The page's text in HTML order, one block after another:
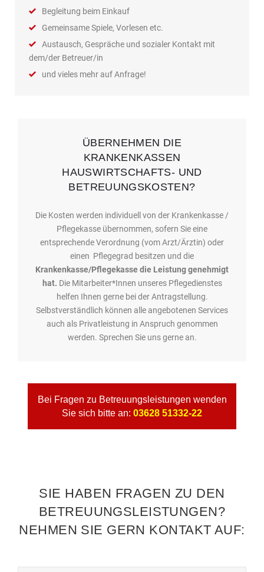
Begleitung beim Einkauf
Gemeinsame Spiele, Vorlesen etc.
Austausch, Gespräche und sozialer Kontakt mit
dem/der Betreuer/in
und vieles mehr auf Anfrage!
ÜBERNEHMEN DIE
KRANKENKASSEN
HAUSWIRTSCHAFTS- UND
BETREUUNGSKOSTEN?
Die Kosten werden individuell von der Krankenkasse /
Pflegekasse übernommen, sofern Sie eine
entsprechende Verordnung (vom Arzt/Ärztin) oder
einen Pflegegrad besitzen und die
Krankenkasse/Pflegekasse die Leistung genehmigt
hat. Die Mitarbeiter*Innen unseres Pflegedienstes
helfen Ihnen gerne bei der Antragstellung.
Selbstverständlich können alle angebotenen Services
auch als Privatleistung in Anspruch genommen
werden. Sprechen Sie uns gerne an.
Bei Fragen zu Betreuungsleistungen wenden
Sie sich bitte an: 03628 51332-22
SIE HABEN FRAGEN ZU DEN
BETREUUNGSLEISTUNGEN?
NEHMEN SIE GERN KONTAKT AUF: